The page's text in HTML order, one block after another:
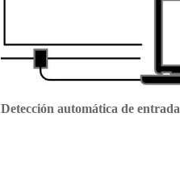
Detección automática de entrada